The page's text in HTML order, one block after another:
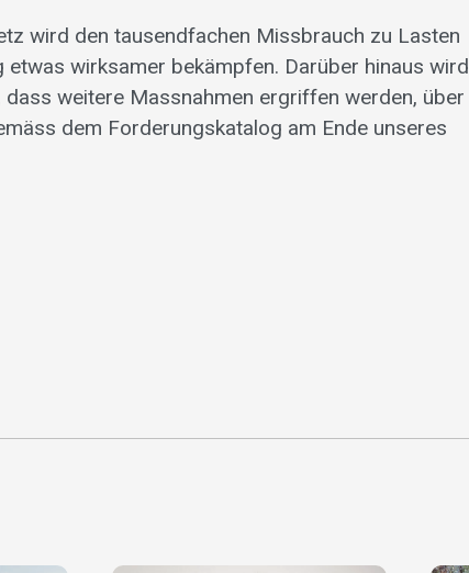
wird den tausendfachen Missbrauch zu Lasten
etwas wirksamer bekämpfen. Darüber hinaus wird
weitere Massnahmen ergriffen werden, über
dem Forderungskatalog am Ende unseres